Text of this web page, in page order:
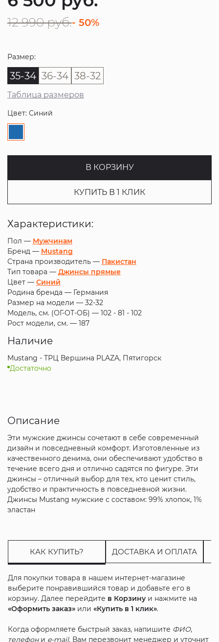
12 990 руб.- 50%
Размер:
35-34 36-34 38-32
Таблица размеров
Цвет: Синий
В КОРЗИНУ
КУПИТЬ В 1 КЛИК
Характеристики:
Пол — Мужчинам
Бренд — Mustang
Страна производитель — Пакистан
Тип товара — Джинсы прямые
Цвет — Синий
Родина бренда — Германия
Размер на модели — 32-32
Модель, см. (ОГ-ОТ-ОБ) — 102 - 81 - 102
Рост модели, см. — 187
Наличие
Mustang - ТРЦ Вершина PLAZA, Пятигорск
Достаточно
Описание
Эти мужские джинсы сочетают в себе современный
дизайн и повседневный комфорт. Изготовленные из
качественного денима, они обеспечивают удобство в
течение всего дня и отлично садятся по фигуре. Эти
джинсы – отличный выбор для тех, кто ценит стиль,
удобство и практичность в повседневной жизни.
Джинсы Mustang мужские с составом: 99% хлопок, 1%
эластан
КАК КУПИТЬ? ДОСТАВКА И ОПЛАТА
Для покупки товара в нашем интернет-магазине
выберите понравившийся товар и добавьте его в
корзину. Далее перейдите в Корзинуи нажмите на
«Оформить заказ»или «Купить в 1 клик».
Когда оформляете быстрый заказ, напишите ФИО,
телефони e-mail. Вам перезвонит менеджер и уточнит